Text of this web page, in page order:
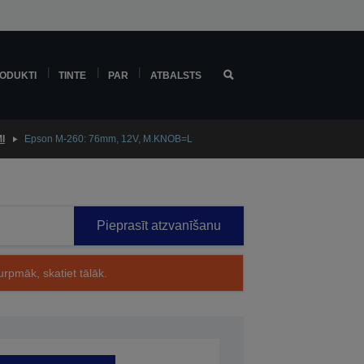
TINTE PAR ATBALSTS
Epson M-260: 76mm, 12V, M.KNOB=L
Pieprasīt atzvanīšanu
skatiet tālāk.